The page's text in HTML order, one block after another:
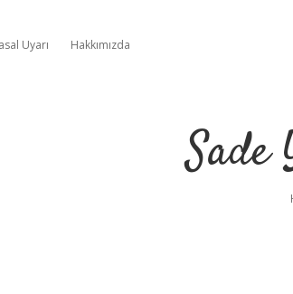
Uyarı Hakkımızda
Sade